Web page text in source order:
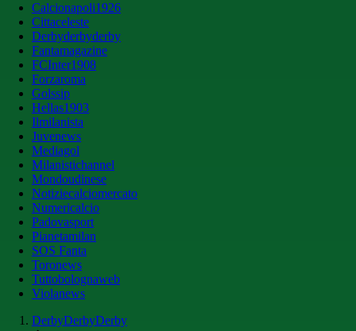
Calcionapoli1926
Cittaceleste
Derbyderbyderby
Fantamagazine
FCInter1908
Forzaroma
Golssip
Hellas1903
Ilmilanista
Juvenews
Mediagol
Milanistichannel
Mondoudinese
Notiziecalciomercato
Numericalcio
Padovasport
Pianetamilan
SOS Fanta
Toronews
Tuttobolognaweb
Violanews
DerbyDerbyDerby